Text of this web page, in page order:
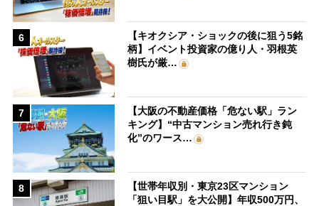
6
【キオクシア・ショックの後に狙う5銘
柄】イベント投資家の億り人・羽根英
樹氏が厳…
7
【大阪の不動産価格「危ない駅」ラン
キング】“中古マンション売れ行き鈍
化”のワース…
8
【世帯年収別・東京23区マンション
「狙い目駅」を大公開】年収500万円、